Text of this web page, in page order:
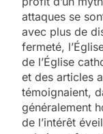
attaques se
avec plus de
fermeté,
de l’Église
et des articles
témoignaient,
généralement
de l’intérêt